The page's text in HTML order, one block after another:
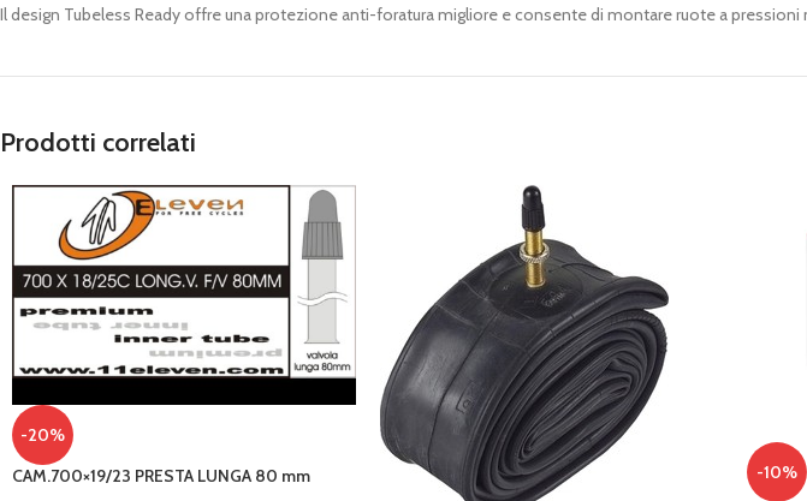
Il design Tubeless Ready offre una protezione anti-foratura migliore e consente di montare ruote a pressioni
Prodotti correlati
-20%
CAM.700×19/23 PRESTA LUNGA 80 mm
-10%